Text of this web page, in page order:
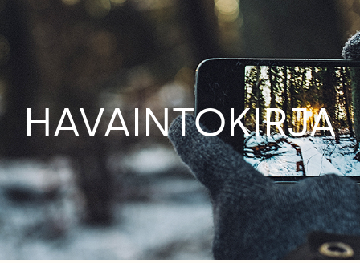
HAVAINTOKIRJA